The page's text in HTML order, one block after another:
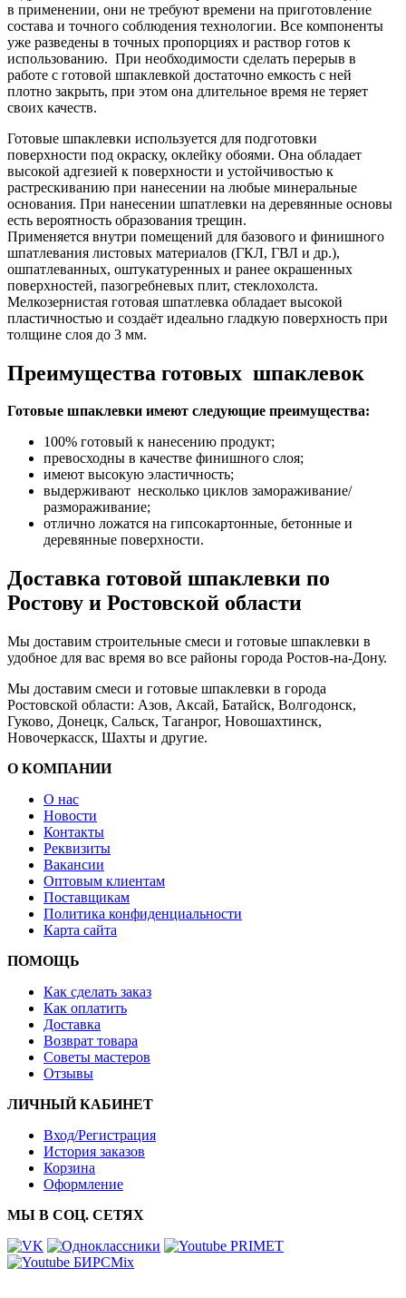
в применении, они не требуют времени на приготовление
состава и точного соблюдения технологии. Все компоненты
уже разведены в точных пропорциях и раствор готов к
использованию. При необходимости сделать перерыв в
работе с готовой шпаклевкой достаточно емкость с ней
плотно закрыть, при этом она длительное время не теряет
своих качеств.
Готовые шпаклевки используется для подготовки
поверхности под окраску, оклейку обоями. Она обладает
высокой адгезией к поверхности и устойчивостью к
растрескиванию при нанесении на любые минеральные
основания. При нанесении шпатлевки на деревянные основы
есть вероятность образования трещин.
Применяется внутри помещений для базового и финишного
шпатлевания листовых материалов (ГКЛ, ГВЛ и др.),
ошпатлеванных, оштукатуренных и ранее окрашенных
поверхностей, пазогребневых плит, стеклохолста.
Мелкозернистая готовая шпатлевка обладает высокой
пластичностью и создаёт идеально гладкую поверхность при
толщине слоя до 3 мм.
Преимущества готовых шпаклевок
Готовые шпаклевки имеют следующие преимущества:
100% готовый к нанесению продукт;
превосходны в качестве финишного слоя;
имеют высокую эластичность;
выдерживают несколько циклов замораживание/
размораживание;
отлично ложатся на гипсокартонные, бетонные и
деревянные поверхности.
Доставка готовой шпаклевки по
Ростову и Ростовской области
Мы доставим строительные смеси и готовые шпаклевки в
удобное для вас время во все районы города Ростов-на-Дону.
Мы доставим смеси и готовые шпаклевки в города
Ростовской области: Азов, Аксай, Батайск, Волгодонск,
Гуково, Донецк, Сальск, Таганрог, Новошахтинск,
Новочеркасск, Шахты и другие.
О КОМПАНИИ
О нас
Новости
Контакты
Реквизиты
Вакансии
Оптовым клиентам
Поставщикам
Политика конфиденциальности
Карта сайта
ПОМОЩЬ
Как сделать заказ
Как оплатить
Доставка
Возврат товара
Советы мастеров
Отзывы
ЛИЧНЫЙ КАБИНЕТ
Вход/Регистрация
История заказов
Корзина
Оформление
МЫ В СОЦ. СЕТЯХ